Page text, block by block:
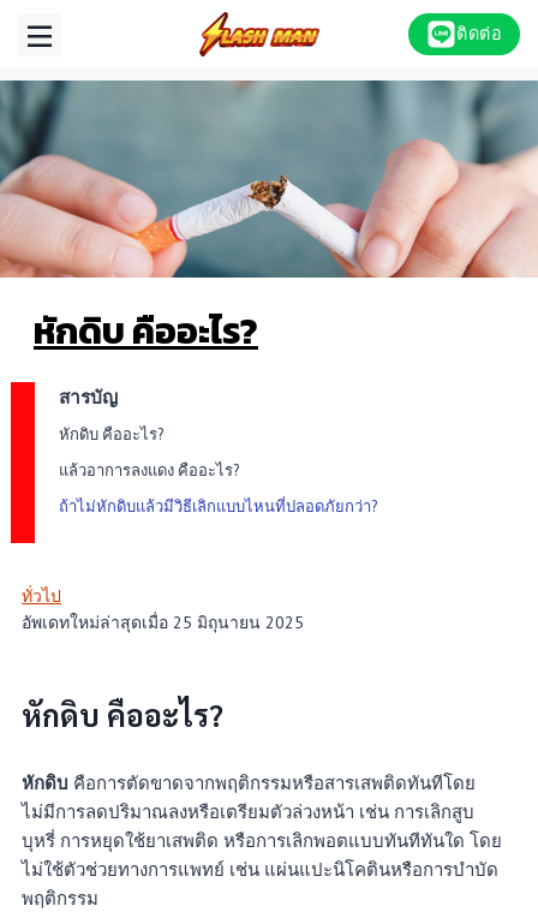
ติดต่อ
หักดิบ คืออะไร?
สารบัญ
หักดิบ คืออะไร?
แล้วอาการลงแดง คืออะไร?
ถ้าไม่หักดิบแล้วมีวิธีเลิกแบบไหนที่ปลอดภัยกว่า?
ทั่วไป
อัพเดทใหม่ล่าสุดเมื่อ 25 มิถุนายน 2025
หักดิบ คืออะไร?
หักดิบ คือการตัดขาดจากพฤติกรรมหรือสารเสพติดทันทีโดย
ไม่มีการลดปริมาณลงหรือเตรียมตัวล่วงหน้า เช่น การเลิกสูบ
บุหรี่ การหยุดใช้ยาเสพติด หรือการเลิกพอตแบบทันทีทันใด โดย
ไม่ใช้ตัวช่วยทางการแพทย์ เช่น แผ่นแปะนิโคตินหรือการบำบัด
พฤติกรรม